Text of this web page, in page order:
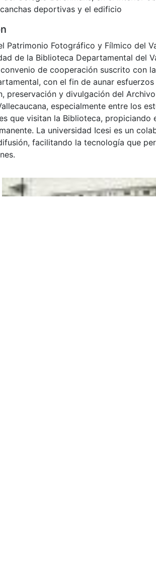
deportivas y el edificio
Patrimonio Fotográfico y Fílmico del
de la Biblioteca Departamental del
de cooperación suscrito con
con el fin de aunar esfuerzos
preservación y divulgación del
especialmente entre los
que visitan la Biblioteca, propiciando
La universidad Icesi es un
facilitando la tecnología que